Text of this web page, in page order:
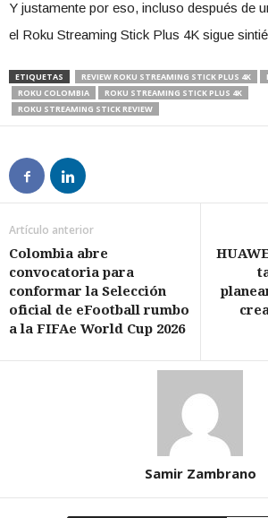
Y justamente por eso, incluso después de
el Roku Streaming Stick Plus 4K sigue
ETIQUETAS REVIEW ROKU STREAMING STICK PLUS 4K
ROKU COLOMBIA
ROKU STREAMING STICK PLUS 4K
ROKU STREAMING STICK REVIEW
Artículo anterior
Colombia abre
convocatoria para
conformar la Selección
oficial de eFootball rumbo
a la FIFAe World Cup 2026
Samir Zambrano